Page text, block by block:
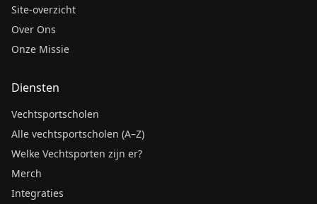
Site-overzicht
Over Ons
Onze Missie
Diensten
Vechtsportscholen
Alle vechtsportscholen (A–Z)
Welke Vechtsporten zijn er?
Merch
Integraties